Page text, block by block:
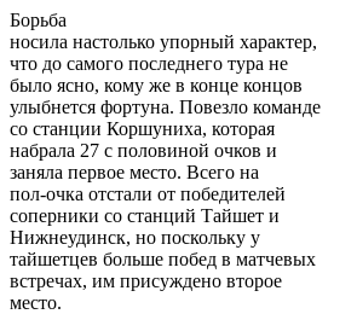
Борьба
носила настолько упорный характер,
что до самого последнего тура не
было ясно, кому же в конце концов
улыбнется фортуна. Повезло команде
со станции Коршуниха, которая
набрала 27 с половиной очков и
заняла первое место. Всего на
пол-очка отстали от победителей
соперники со станций Тайшет и
Нижнеудинск, но поскольку у
тайшетцев больше побед в матчевых
встречах, им присуждено второе
место.